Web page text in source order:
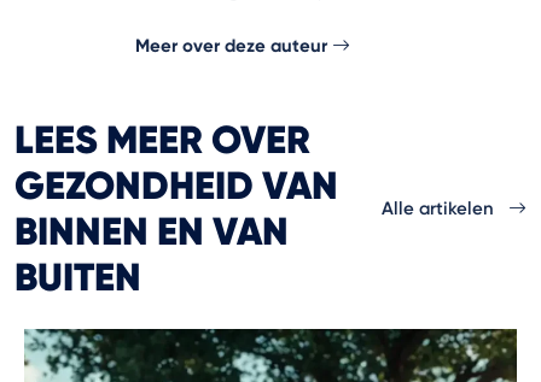
Meer over deze auteur
LEES MEER OVER
GEZONDHEID VAN
BINNEN EN VAN
BUITEN
Alle artikelen